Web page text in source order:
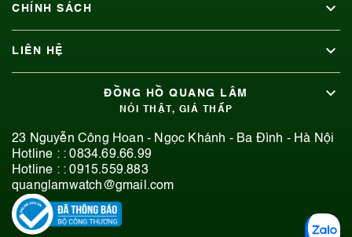
CHÍNH SÁCH
LIÊN HỆ
ĐỒNG HỒ QUANG LÂM
NÓI THẬT, GIÁ THẤP
23 Nguyễn Công Hoan - Ngọc Khánh - Ba Đình - Hà Nội
Hotline : :0834.69.66.99
Hotline : :0915.559.883
quanglamwatch@gmail.com